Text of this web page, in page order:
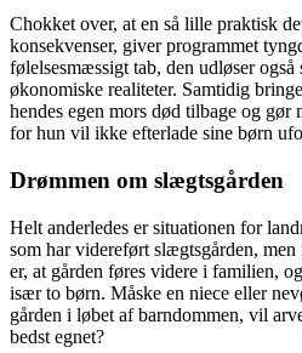
Chokket over, at en så lille praktisk
konsekvenser, giver programmet
følelsesmæssigt tab, den udløser også
økonomiske realiteter. Samtidig
hendes egen mors død tilbage og
for hun vil ikke efterlade sine børn
Drømmen om slægtsgården
Helt anderledes er situationen for
som har videreført slægtsgården,
er, at gården føres videre i familien,
især to børn. Måske en niece eller
gården i løbet af barndommen, vil
bedst egnet?